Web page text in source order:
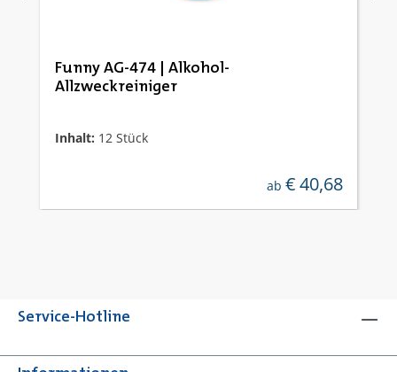
Funny AG-474 | Alkohol-
Allzweckreiniger
Inhalt: 12 Stück
regulärer preis:
ab € 40,68
Service-Hotline